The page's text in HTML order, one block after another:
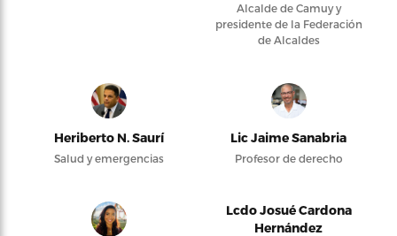
Alcalde de Camuy y
presidente de la Federación
de Alcaldes
Heriberto N. Saurí
Salud y emergencias
Lic Jaime Sanabria
Profesor de derecho
Lcdo Josué Cardona
Hernández